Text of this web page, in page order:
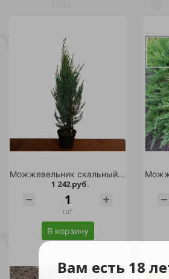
Вам есть 18
Можжевельник скальный Мунглоу С2 1шт/Juniperus scopulorum Moonglow
1 242 руб.
шт
В корзину